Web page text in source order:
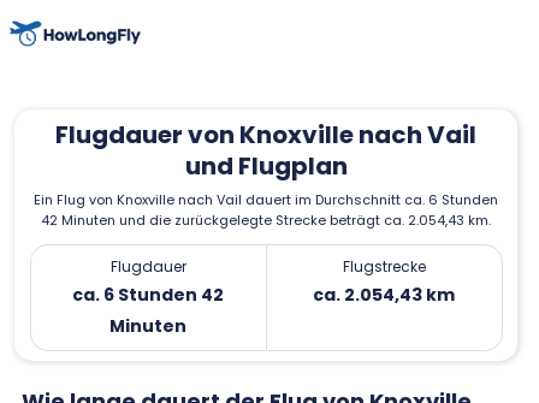
Flugdauer von Knoxville nach Vail
und Flugplan
Ein Flug von Knoxville nach Vail dauert im Durchschnitt ca. 6 Stunden
42 Minuten und die zurückgelegte Strecke beträgt ca. 2.054,43 km.
Flugdauer
ca. 6 Stunden 42
Minuten
Flugstrecke
ca. 2.054,43 km